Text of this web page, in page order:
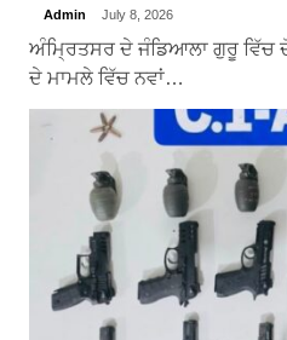
Admin July 8, 2026
ਅੰਮ੍ਰਿਤਸਰ ਦੇ ਜੰਡਿਆਲਾ ਗੁਰੂ ਵਿੱਚ
ਦੇ ਮਾਮਲੇ ਵਿੱਚ ਨਵਾਂ…